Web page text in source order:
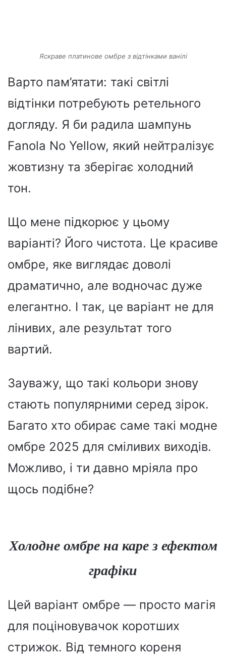
Яскраве платинове омбре з відтінками ванілі
Варто пам’ятати: такі світлі
відтінки потребують ретельного
догляду. Я би радила шампунь
Fanola No Yellow, який нейтралізує
жовтизну та зберігає холодний
тон.
Що мене підкорює у цьому
варіанті? Його чистота. Це красиве
омбре, яке виглядає доволі
драматично, але водночас дуже
елегантно. І так, це варіант не для
лінивих, але результат того
вартий.
Зауважу, що такі кольори знову
стають популярними серед зірок.
Багато хто обирає саме такі модне
омбре 2025 для сміливих виходів.
Можливо, і ти давно мріяла про
щось подібне?
Холодне омбре на каре з ефектом
графіки
Цей варіант омбре — просто магія
для поціновувачок коротших
стрижок. Від темного кореня